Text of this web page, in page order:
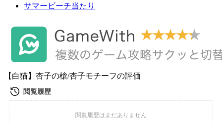
サマービーチ当たり
【白猫】杏子の槍/杏子モチーフの評価